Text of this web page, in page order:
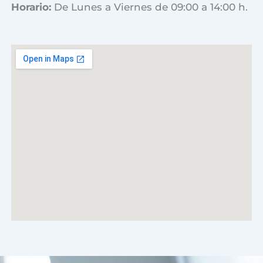
Horario: De Lunes a Viernes de 09:00 a 14:00 h.